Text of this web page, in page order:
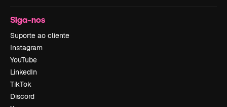
Siga-nos
Suporte ao cliente
Instagram
YouTube
LinkedIn
TikTok
Discord